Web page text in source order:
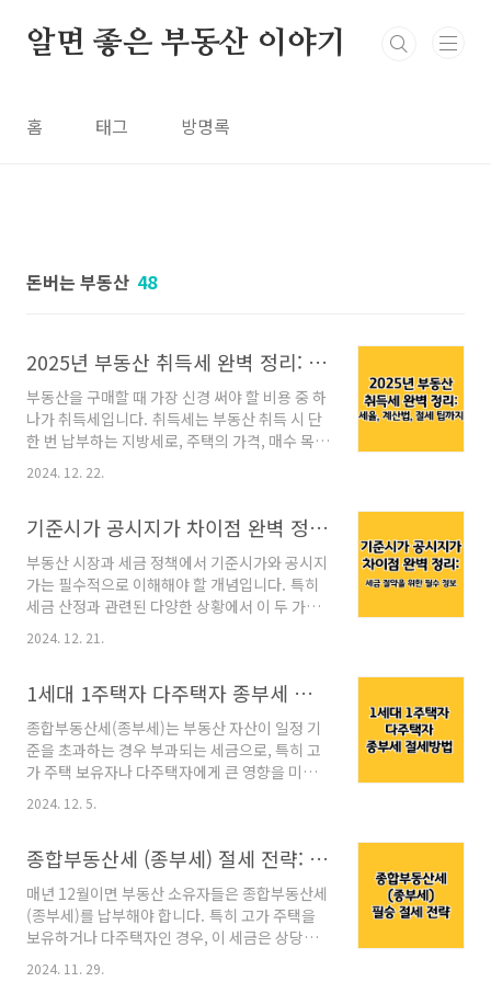
알면 좋은 부동산 이야기
홈 태그 방명록
돈버는 부동산 48
2025년 부동산 취득세 완벽 정리: 세율, 계산법, 절세 팁까지
부동산을 구매할 때 가장 신경 써야 할 비용 중 하
나가 취득세입니다. 취득세는 부동산 취득 시 단
한 번 납부하는 지방세로, 주택의 가격, 매수 목
적, 주택 보유 수 등에 따라 세율이 크게 달라질
수 있습니다. 이번 글에서는 2024년 최신 부동산
을 정리했습니다. 기준시가 공시지가 차이점 완
벽 정리: 세금 절약을 위한 필수 정보부동산 시장
과 세금 정책에서 기준시가와 공시지가는 필수적
으로 이해해야 할 개념입니다. 특히 세금 산정과
관련된 다양한 상황에서 이 두 가지 개념은 중요
한 역할을 하며, 이를 제대로 이해
동산을 취득했을 때 해당 자산에 대해 부과되는
세금입니다. 이는 지방자치단체의 재정에 사용되
며,..
2024. 12. 22.
기준시가 공시지가 차이점 완벽 정리: 세금 절약을 위한 필수 정보
부동산 시장과 세금 정책에서 기준시가와 공시지
가는 필수적으로 이해해야 할 개념입니다. 특히
세금 산정과 관련된 다양한 상황에서 이 두 가지
개념은 중요한 역할을 하며, 이를 제대로 이해하
지 못하면 과도한 세금을 부담할 위험도 있습니
차이점, 2024년 최신 변화, 그리고 이를 활용한
세금 절약 방법을 상세히 설명하겠습니다.기준시
가와 공시지가란? 부동산 관련 세금과 평가에서
자주 언급되는 기준시가와 공시지가는 각각의 목
적과 산정 방식이 다릅니다. 이를 정확히 이해하
면 부동산 거래와 세금 관리에 큰 도움이 됩니
교통부주요 용도양도·상속·증여세 산정 기준재
산세·종합부동산세 산정 기준적용 대상아파트,
주택, 상업용 부동산 등토..
2024. 12. 21.
1세대 1주택자 다주택자 종부세 절세 방법
종합부동산세(종부세)는 부동산 자산이 일정 기
준을 초과하는 경우 부과되는 세금으로, 특히 고
가 주택 보유자나 다주택자에게 큰 영향을 미칩
니다. 부동산 시장의 규제가 강화됨에 따라, 많은
사람들이 종부세 부담을 줄이기 위한 방법을 고
제 확대와 다주택자에 대한 중과세 강화 등 주요
정책 변화가 있었으며, 이에 따라 절세 전략이 더
욱 중요해졌습니다. 하지만, 종부세는 세율과 공
제 기준이 복잡하게 얽혀 있어 전략적 접근이 필
요합니다. 이 글에서는 2024년 최신 종부세 제도
를 기반으로 한 실질적인 절세 방법을 다룹니다.
2024. 12. 5.
종합부동산세 (종부세) 절세 전략: 세금 부담을 줄이는 현실적인 방법
매년 12월이면 부동산 소유자들은 종합부동산세
(종부세)를 납부해야 합니다. 특히 고가 주택을
보유하거나 다주택자인 경우, 이 세금은 상당한
부담으로 작용할 수 있습니다. 많은 사람들이 고
2024. 11. 29.